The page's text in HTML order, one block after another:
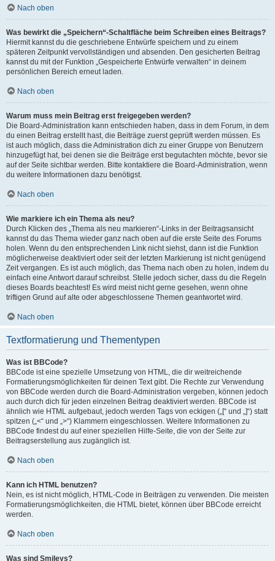
Nach oben
Was bewirkt die „Speichern“-Schaltfläche beim Schreiben eines Beitrags?
Hiermit kannst du die geschriebene Entwürfe speichern und zu einem
späteren Zeitpunkt vervollständigen und absenden. Den gesicherten Beitrag
kannst du mit der Funktion „Gespeicherte Entwürfe verwalten“ in deinem
persönlichen Bereich erneut laden.
Nach oben
Warum muss mein Beitrag erst freigegeben werden?
Die Board-Administration kann entschieden haben, dass in dem Forum, in dem
du einen Beitrag erstellt hast, die Beiträge zuerst geprüft werden müssen. Es
ist auch möglich, dass die Administration dich zu einer Gruppe von Benutzern
hinzugefügt hat, bei denen sie die Beiträge erst begutachten möchte, bevor sie
auf der Seite sichtbar werden. Bitte kontaktiere die Board-Administration, wenn
du weitere Informationen dazu benötigst.
Nach oben
Wie markiere ich ein Thema als neu?
Durch Klicken des „Thema als neu markieren“-Links in der Beitragsansicht
kannst du das Thema wieder ganz nach oben auf die erste Seite des Forums
holen. Wenn du den entsprechenden Link nicht siehst, dann ist die Funktion
möglicherweise deaktiviert oder seit der letzten Markierung ist nicht genügend
Zeit vergangen. Es ist auch möglich, das Thema nach oben zu holen, indem du
einfach eine Antwort darauf schreibst. Stelle jedoch sicher, dass du die Regeln
dieses Boards beachtest! Es wird meist nicht gerne gesehen, wenn ohne
triftigen Grund auf alte oder abgeschlossene Themen geantwortet wird.
Nach oben
Textformatierung und Thementypen
Was ist BBCode?
BBCode ist eine spezielle Umsetzung von HTML, die dir weitreichende
Formatierungsmöglichkeiten für deinen Text gibt. Die Rechte zur Verwendung
von BBCode werden durch die Board-Administration vergeben, können jedoch
auch durch dich für jeden einzelnen Beitrag deaktiviert werden. BBCode ist
ähnlich wie HTML aufgebaut, jedoch werden Tags von eckigen („[“ und „]“) statt
spitzen („<“ und „>“) Klammern eingeschlossen. Weitere Informationen zu
BBCode findest du auf einer speziellen Hilfe-Seite, die von der Seite zur
Beitragserstellung aus zugänglich ist.
Nach oben
Kann ich HTML benutzen?
Nein, es ist nicht möglich, HTML-Code in Beiträgen zu verwenden. Die meisten
Formatierungsmöglichkeiten, die HTML bietet, können über BBCode erreicht
werden.
Nach oben
Was sind Smileys?